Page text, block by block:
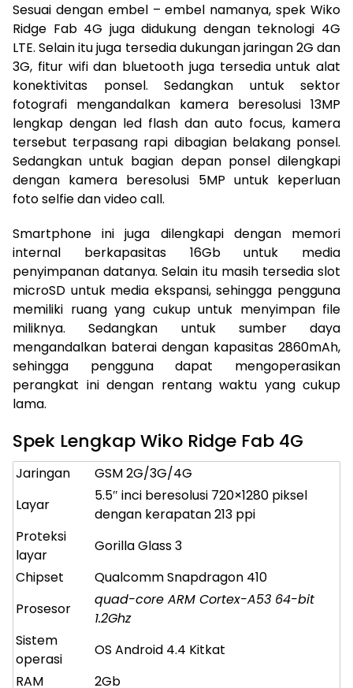
Sesuai dengan embel – embel namanya, spek Wiko
Ridge Fab 4G juga didukung dengan teknologi 4G
LTE. Selain itu juga tersedia dukungan jaringan 2G dan
3G, fitur wifi dan bluetooth juga tersedia untuk alat
konektivitas ponsel. Sedangkan untuk sektor
fotografi mengandalkan kamera beresolusi 13MP
lengkap dengan led flash dan auto focus, kamera
tersebut terpasang rapi dibagian belakang ponsel.
Sedangkan untuk bagian depan ponsel dilengkapi
dengan kamera beresolusi 5MP untuk keperluan
foto selfie dan video call.
Smartphone ini juga dilengkapi dengan memori
internal berkapasitas 16Gb untuk media
penyimpanan datanya. Selain itu masih tersedia slot
microSD untuk media ekspansi, sehingga pengguna
memiliki ruang yang cukup untuk menyimpan file
miliknya. Sedangkan untuk sumber daya
mengandalkan baterai dengan kapasitas 2860mAh,
sehingga pengguna dapat mengoperasikan
perangkat ini dengan rentang waktu yang cukup
lama.
Spek Lengkap Wiko Ridge Fab 4G
Jaringan
GSM 2G/3G/4G
Layar
5.5″ inci beresolusi 720×1280 piksel
dengan kerapatan 213 ppi
Proteksi
layar
Gorilla Glass 3
Chipset
Qualcomm Snapdragon 410
Prosesor
quad-core ARM Cortex-A53 64-bit
1.2Ghz
Sistem
operasi
OS Android 4.4 Kitkat
RAM
2Gb